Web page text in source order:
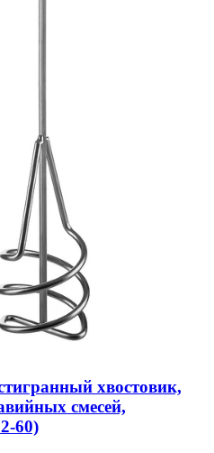
хвостовик,
смесей,
60)